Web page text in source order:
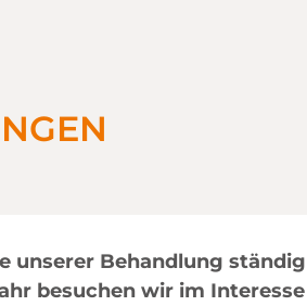
unserer Behandlung
besuchen wir im